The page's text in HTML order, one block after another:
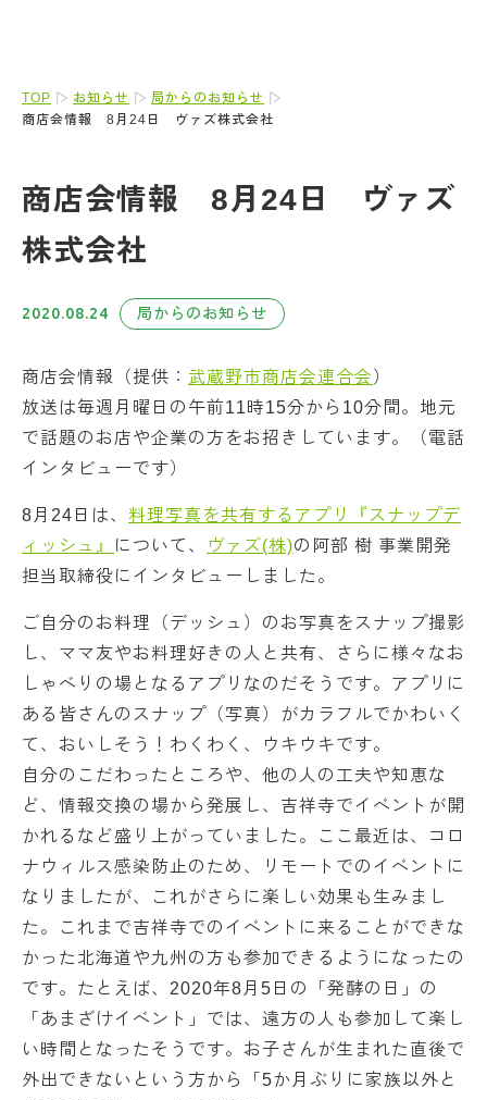
TOP お知らせ
局からのお知らせ
商店会情報 8月24日 ヴァズ株式会社
商店会情報 8月24日 ヴァズ
株式会社
2020.08.24 局からのお知らせ
商店会情報（提供： 武蔵野市商店会連合会 ）
放送は毎週月曜日の午前11時15分から10分間。地元
で話題のお店や企業の方をお招きしています。（電話
インタビューです）
8月24日は、 料理写真を共有するアプリ『スナップデ
ィッシュ』
について、 ヴァズ(株)の阿部 樹 事業開発
担当取締役にインタビューしました。
ご自分のお料理（デッシュ）のお写真をスナップ撮影
し、ママ友やお料理好きの人と共有、さらに様々なお
しゃべりの場となるアプリなのだそうです。アプリに
ある皆さんのスナップ（写真）がカラフルでかわいく
て、おいしそう！わくわく、ウキウキです。
自分のこだわったところや、他の人の工夫や知恵な
ど、情報交換の場から発展し、吉祥寺でイベントが開
かれるなど盛り上がっていました。ここ最近は、コロ
ナウィルス感染防止のため、リモートでのイベントに
なりましたが、これがさらに楽しい効果も生みまし
た。これまで吉祥寺でのイベントに来ることができな
かった北海道や九州の方も参加できるようになったの
です。たとえば、2020年8月5日の「発酵の日」の
「あまざけイベント」では、遠方の人も参加して楽し
い時間となったそうです。お子さんが生まれた直後で
外出できないという方から「5か月ぶりに家族以外と